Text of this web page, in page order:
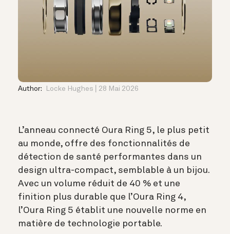
Author: Locke Hughes 28 Mai 2026
L’anneau connecté Oura Ring 5, le plus petit
au monde, offre des fonctionnalités de
détection de santé performantes dans un
design ultra-compact, semblable à un bijou.
Avec un volume réduit de 40 % et une
finition plus durable que l’Oura Ring 4,
l’Oura Ring 5 établit une nouvelle norme en
matière de technologie portable.